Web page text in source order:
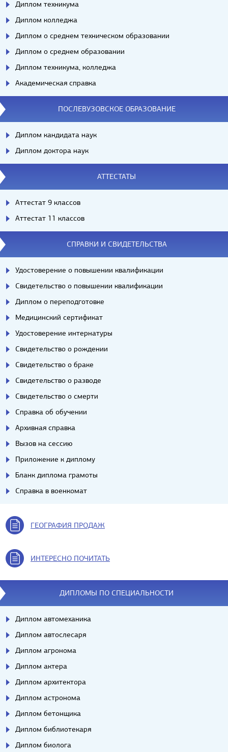
Диплом техникума
Диплом колледжа
Диплом о среднем техническом образовании
Диплом о среднем образовании
Диплом техникума, колледжа
Академическая справка
ПОСЛЕВУЗОВСКОЕ ОБРАЗОВАНИЕ
Диплом кандидата наук
Диплом доктора наук
АТТЕСТАТЫ
Аттестат 9 классов
Аттестат 11 классов
СПРАВКИ И СВИДЕТЕЛЬСТВА
Удостоверение о повышении квалификации
Свидетельство о повышении квалификации
Диплом о переподготовке
Медицинский сертификат
Удостоверение интернатуры
Свидетельство о рождении
Свидетельство о браке
Свидетельство о разводе
Свидетельство о смерти
Справка об обучении
Архивная справка
Вызов на сессию
Приложение к диплому
Бланк диплома грамоты
Справка в военкомат
ГЕОГРАФИЯ ПРОДАЖ
ИНТЕРЕСНО ПОЧИТАТЬ
ДИПЛОМЫ ПО СПЕЦИАЛЬНОСТИ
Диплом автомеханика
Диплом автослесаря
Диплом агронома
Диплом актера
Диплом архитектора
Диплом астронома
Диплом бетонщика
Диплом библиотекаря
Диплом биолога